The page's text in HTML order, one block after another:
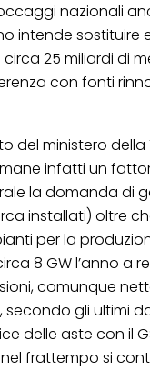
nazionali
intende sostituire
25 miliardi di
con fonti
del ministero della
infatti un
la domanda di
installati) oltre
per la
8 GW l’anno a
comunque
gli ultimi
delle aste con il
nel frattempo si